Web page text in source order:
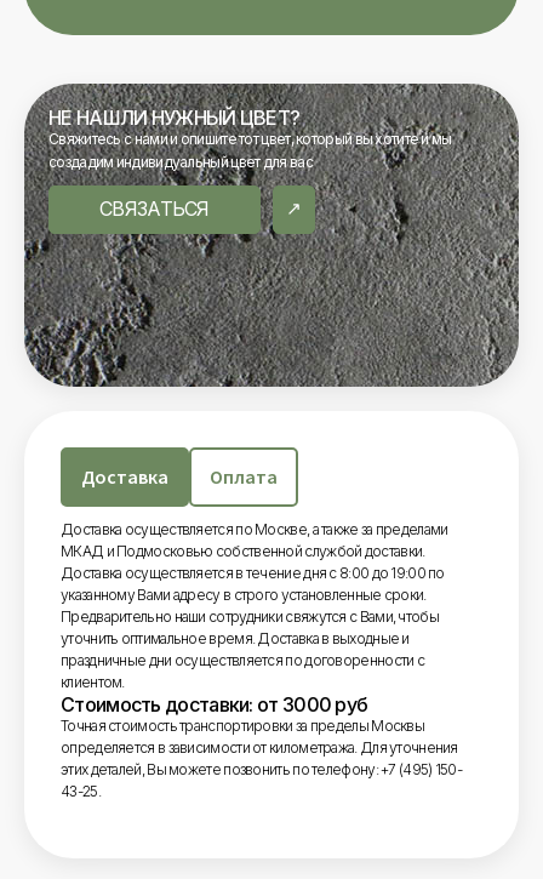
НЕ НАШЛИ НУЖНЫЙ ЦВЕТ?
Свяжитесь с нами и опишите тот цвет, который вы хотите и мы
создадим индивидуальный цвет для вас
СВЯЗАТЬСЯ
Доставка Оплата
Доставка осуществляется по Москве, а также за пределами
МКАД и Подмосковью собственной службой доставки.
Доставка осуществляется в течение дня с 8:00 до 19:00 по
указанному Вами адресу в строго установленные сроки.
Предварительно наши сотрудники свяжутся с Вами, чтобы
уточнить оптимальное время. Доставка в выходные и
праздничные дни осуществляется по договоренности с
клиентом.
Стоимость доставки: от 3000 руб
Точная стоимость транспортировки за пределы Москвы
определяется в зависимости от километража. Для уточнения
этих деталей, Вы можете позвонить по телефону: +7 (495) 150-
43-25.